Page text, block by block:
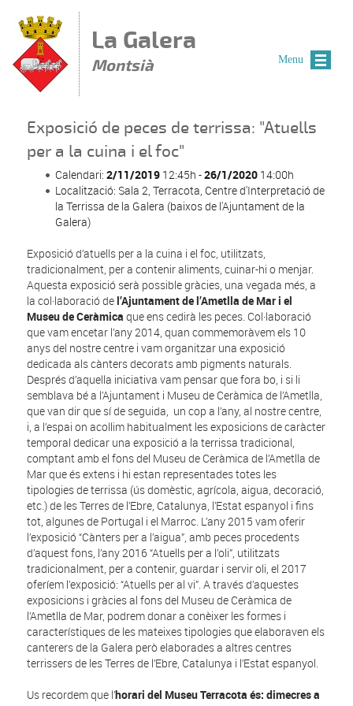
La Galera
Montsià
Exposició de peces de terrissa: "Atuells
per a la cuina i el foc"
Calendari:2/11/2019 12:45h -26/1/2020 14:00h
Localització: Sala 2, Terracota, Centre d'Interpretació de
la Terrissa de la Galera (baixos de l'Ajuntament de la
Galera)
Exposició d’atuells per a la cuina i el foc, utilitzats,
tradicionalment, per a contenir aliments, cuinar-hi o menjar.
Aquesta exposició serà possible gràcies, una vegada més, a
la col·laboració del’Ajuntament de l’Ametlla de Mar i el
Museu de Ceràmica que ens cedirà les peces. Col·laboració
que vam encetar l’any 2014, quan commemoràvem els 10
anys del nostre centre i vam organitzar una exposició
dedicada als cànters decorats amb pigments naturals.
Després d’aquella iniciativa vam pensar que fora bo, i si li
semblava bé a l’Ajuntament i Museu de Ceràmica de l’Ametlla,
que van dir que sí de seguida, un cop a l’any, al nostre centre,
i, a l’espai on acollim habitualment les exposicions de caràcter
temporal dedicar una exposició a la terrissa tradicional,
comptant amb el fons del Museu de Ceràmica de l’Ametlla de
Mar que és extens i hi estan representades totes les
tipologies de terrissa (ús domèstic, agrícola, aigua, decoració,
etc.) de les Terres de l’Ebre, Catalunya, l’Estat espanyol i fins
tot, algunes de Portugal i el Marroc. L’any 2015 vam oferir
l’exposició “Cànters per a l’aigua”, amb peces procedents
d’aquest fons, l’any 2016 “Atuells per a l’oli”, utilitzats
tradicionalment, per a contenir, guardar i servir oli, el 2017
oferíem l’exposició: “Atuells per al vi”. A través d’aquestes
exposicions i gràcies al fons del Museu de Ceràmica de
l’Ametlla de Mar, podrem donar a conèixer les formes i
característiques de les mateixes tipologies que elaboraven els
canterers de la Galera però elaborades a altres centres
terrissers de les Terres de l’Ebre, Catalunya i l’Estat espanyol.
Us recordem que l’horari del Museu Terracota és: dimecres a
Menu